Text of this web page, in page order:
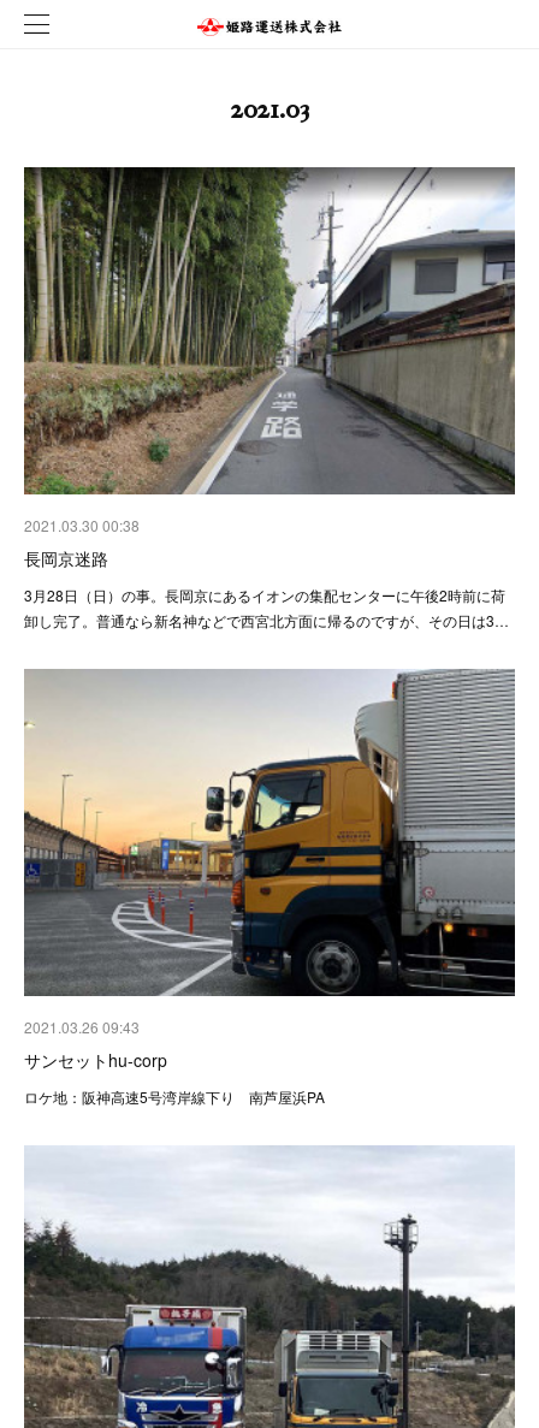
2021.03
2021.03.30 00:38
長岡京迷路
3月28日（日）の事。長岡京にあるイオンの集配センターに午後2時前に荷
卸し完了。普通なら新名神などで西宮北方面に帰るのですが、その日は3…
2021.03.26 09:43
サンセットhu-corp
ロケ地：阪神高速5号湾岸線下り 南芦屋浜PA